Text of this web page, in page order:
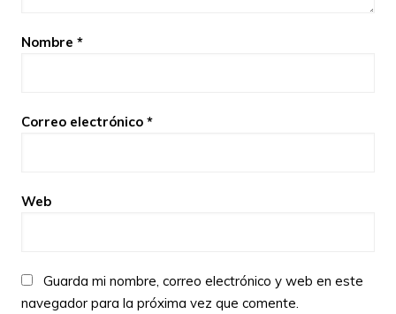
Nombre *
Correo electrónico *
Web
Guarda mi nombre, correo electrónico y web en este
navegador para la próxima vez que comente.